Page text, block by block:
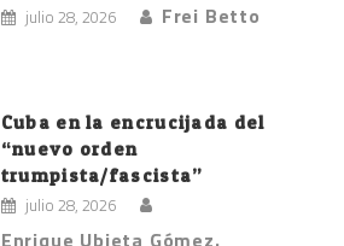
julio 28, 2026 Frei Betto
Cuba en la encrucijada del
“nuevo orden
trumpista/fascista”
julio 28, 2026
Enrique Ubieta Gómez.